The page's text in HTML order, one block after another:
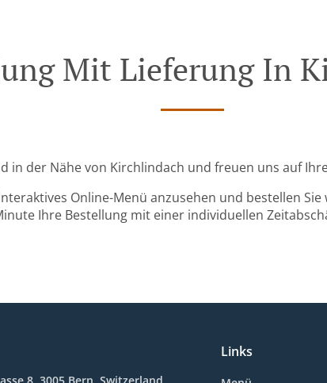
Mit Lieferung In
in der Nähe von Kirchlindach und freuen uns auf
Online-Menü anzusehen und bestellen
Ihre Bestellung mit einer individuellen
Links